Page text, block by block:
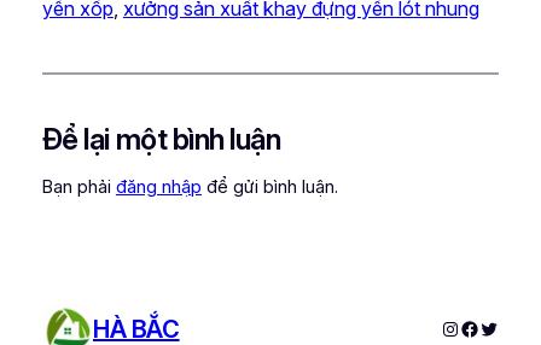
yến xốp, xưởng sản xuất khay đựng yến lót nhung
Để lại một bình luận
Bạn phải đăng nhập để gửi bình luận.
HÀ BẮC Instagram
Twitter